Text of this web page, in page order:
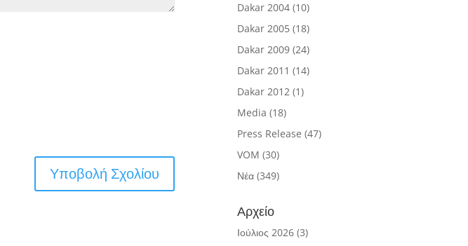
Dakar 2004 (10)
Dakar 2005 (18)
Dakar 2009 (24)
Dakar 2011 (14)
Dakar 2012 (1)
Media (18)
Press Release (47)
VOM (30)
Νέα (349)
Αρχείο
Ιούλιος 2026 (3)